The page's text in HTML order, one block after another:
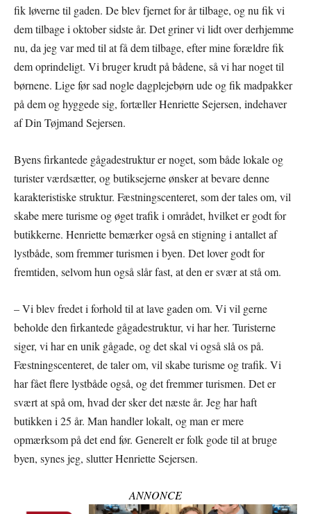
fik løverne til gaden. De blev fjernet for år tilbage, og nu fik vi
dem tilbage i oktober sidste år. Det griner vi lidt over derhjemme
nu, da jeg var med til at få dem tilbage, efter mine forældre fik
dem oprindeligt. Vi bruger krudt på bådene, så vi har noget til
børnene. Lige før sad nogle dagplejebørn ude og fik madpakker
på dem og hyggede sig, fortæller Henriette Sejersen, indehaver
af Din Tøjmand Sejersen.
Byens firkantede gågadestruktur er noget, som både lokale og
turister værdsætter, og butiksejerne ønsker at bevare denne
karakteristiske struktur. Fæstningscenteret, som der tales om, vil
skabe mere turisme og øget trafik i området, hvilket er godt for
butikkerne. Henriette bemærker også en stigning i antallet af
lystbåde, som fremmer turismen i byen. Det lover godt for
fremtiden, selvom hun også slår fast, at den er svær at stå om.
– Vi blev fredet i forhold til at lave gaden om. Vi vil gerne
beholde den firkantede gågadestruktur, vi har her. Turisterne
siger, vi har en unik gågade, og det skal vi også slå os på.
Fæstningscenteret, de taler om, vil skabe turisme og trafik. Vi
har fået flere lystbåde også, og det fremmer turismen. Det er
svært at spå om, hvad der sker det næste år. Jeg har haft
butikken i 25 år. Man handler lokalt, og man er mere
opmærksom på det end før. Generelt er folk gode til at bruge
byen, synes jeg, slutter Henriette Sejersen.
ANNONCE